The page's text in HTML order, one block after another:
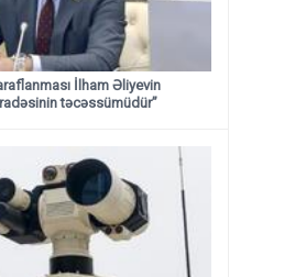
İlham Əliyevin
təcəssümüdür”